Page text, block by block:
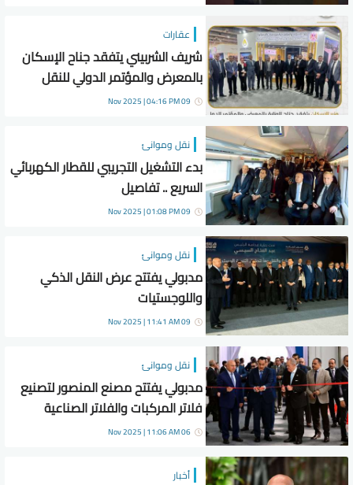
عقارات
شريف الشربيني يتفقد جناح الإسكان
بالمعرض والمؤتمر الدولي للنقل
الذكي
09 Nov 2025 | 04:16 PM
نقل وموانئ
بدء التشغيل التجريبي للقطار الكهربائي
السريع .. تفاصيل
09 Nov 2025 | 01:08 PM
نقل وموانئ
مدبولي يفتتح عرض النقل الذكي
واللوجستيات
09 Nov 2025 | 11:41 AM
نقل وموانئ
مدبولي يفتتح مصنع المنصور لتصنيع
فلاتر المركبات والفلاتر الصناعية
06 Nov 2025 | 11:06 AM
أخبار